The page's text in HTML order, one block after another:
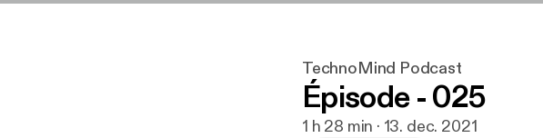
TechnoMind Podcast
Épisode - 025
1 h 28 min · 13. dec. 2021